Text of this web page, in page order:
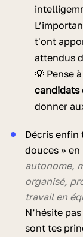
t'ont
attendus
💡 Pense
candidats
donner
Décris enfin
douces »
autonome,
organisé,
travail en
N’hésite
sont tes